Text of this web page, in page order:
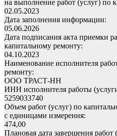
на выполнение работ (услуг) по
02.05.2023
Дата заполнения информации:
05.06.2026
Дата подписания акта приемки
капитальному ремонту:
04.10.2023
Наименование исполнителя
ремонту:
ООО ТРАСТ-НН
ИНН исполнителя работы
5259033740
Объем работ (услуг) по
с единицами измерения:
474,00
Плановая дата завершения работ